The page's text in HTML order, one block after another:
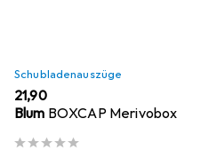
Schubladenauszüge
EUR
21,90
Blum BOXCAP Merivobox